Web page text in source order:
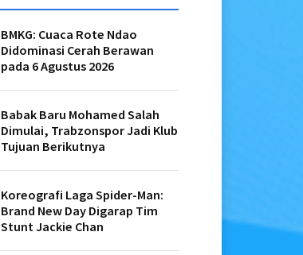
BMKG: Cuaca Rote Ndao
Didominasi Cerah Berawan
pada 6 Agustus 2026
Babak Baru Mohamed Salah
Dimulai, Trabzonspor Jadi Klub
Tujuan Berikutnya
Koreografi Laga Spider-Man:
Brand New Day Digarap Tim
Stunt Jackie Chan